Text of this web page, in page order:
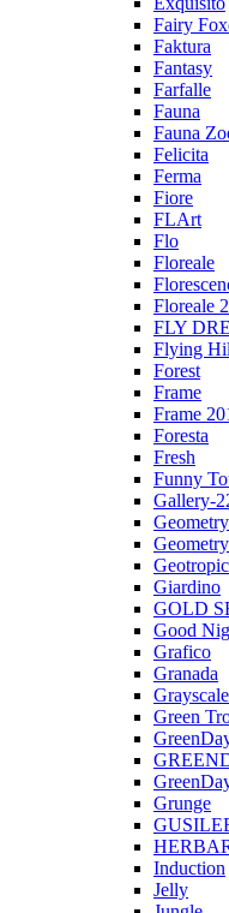
Fairy
Faktura
Fantasy
Farfalle
Fauna
Fauna
Felicita
Ferma
Fiore
FLArt
Flo
Floreale
Floreale
FLY
Flying
Forest
Frame
Frame
Foresta
Fresh
Funny
Gallery-
Geometry
Giardino
GOLD
Good
Grafico
Granada
Grayscale
Green
Grunge
Induction
Jelly